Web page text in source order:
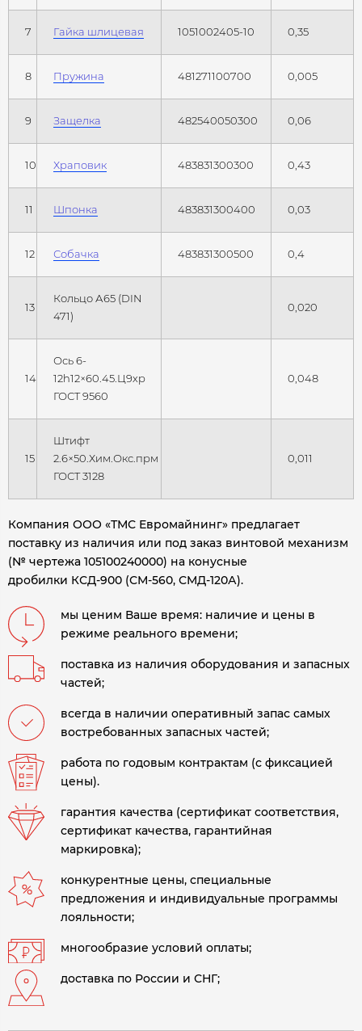
7 Гайка шлицевая 1051002405-10 0,35
8 Пружина 481271100700 0,005
9 Защелка 482540050300 0,06
10 Храповик 483831300300 0,43
11 Шпонка 483831300400 0,03
12 Собачка 483831300500 0,4
13
Кольцо А65 (DIN
471)
0,020
14
Ось 6-
12h12×60.45.Ц9хр
ГОСТ 9560
0,048
15
Штифт
2.6×50.Хим.Окс.прм
ГОСТ 3128
0,011
Компания ООО «ТМС Евромайнинг» предлагает
поставку из наличия или под заказ винтовой механизм
(№ чертежа 105100240000) на конусные
дробилки КСД-900 (СМ-560, СМД-120А).
мы ценим Ваше время: наличие и цены в
режиме реального времени;
поставка из наличия оборудования и запасных
частей;
всегда в наличии оперативный запас самых
востребованных запасных частей;
работа по годовым контрактам (с фиксацией
цены).
гарантия качества (сертификат соответствия,
сертификат качества, гарантийная
маркировка);
конкурентные цены, специальные
предложения и индивидуальные программы
лояльности;
многообразие условий оплаты;
доставка по России и СНГ;